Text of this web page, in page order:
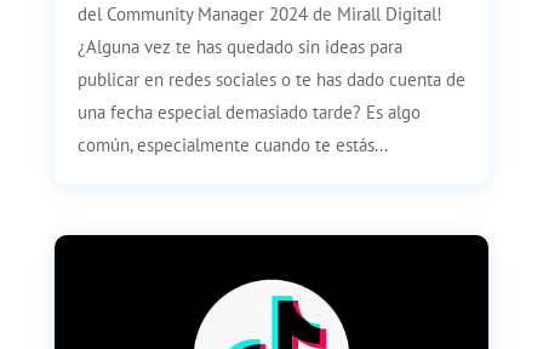
del Community Manager 2024 de Mirall Digital!
¿Alguna vez te has quedado sin ideas para
publicar en redes sociales o te has dado cuenta de
una fecha especial demasiado tarde? Es algo
común, especialmente cuando te estás...